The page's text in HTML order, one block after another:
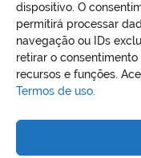
dispositivo. O
permitirá processar
navegação ou IDs
retirar o
recursos e funções.
Termos de uso.